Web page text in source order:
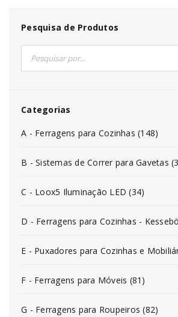
Pesquisa de Produtos
Categorias
A - Ferragens para Cozinhas (148)
B - Sistemas de Correr para Gavetas
C - Loox5 Iluminação LED (34)
D - Ferragens para Cozinhas -
E - Puxadores para Cozinhas e
F - Ferragens para Móveis (81)
G - Ferragens para Roupeiros (82)